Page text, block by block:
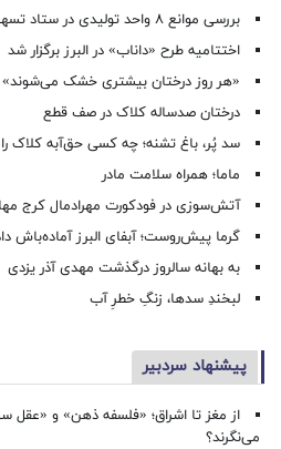
بررسی موانع ۸ واحد تولیدی در ستاد تسهیل البرز
اختتامیه طرح «داناب» در البرز برگزار شد
«هر روز درختان بیشتری خشک می‌شوند»
درختان صدساله کلاک در صف قطع
سد پُر، باغ تشنه؛ چه کسی حق‌آبه کلاک
ماما؛ همراه سلامت مادر
آتش‌سوزی در فودکورت مهرادمال کرج
گرما پیش‌روست؛ آبفای البرز آماده‌باش
به بهانه سالروز درگذشت مهدی آذر یزدی
لبخندِ سدها، زنگِ خطرِ آب
پیشنهاد سردبیر
از مغز تا اشراق؛ «فلسفه ذهن» و «عقل
می‌نگرند؟